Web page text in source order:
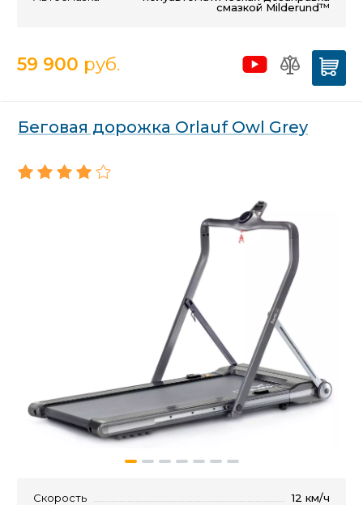
смазкой Milderund™
59 900 руб.
Беговая дорожка Orlauf Owl Grey
Скорость
12 км/ч